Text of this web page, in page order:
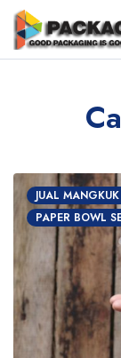
JUAL
PAPER BOWL